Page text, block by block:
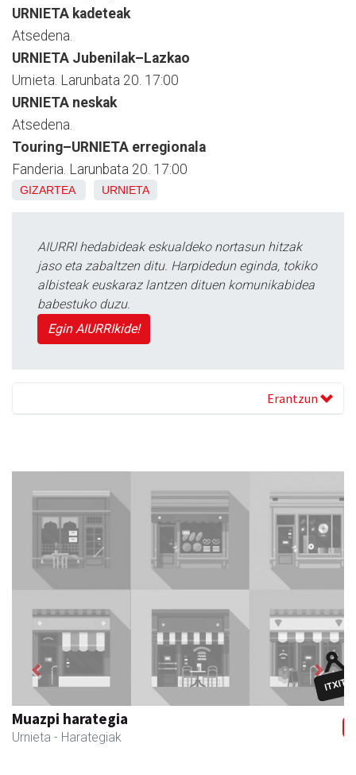
URNIETA kadeteak
Atsedena.
URNIETA Jubenilak–Lazkao
Urnieta. Larunbata 20. 17:00
URNIETA neskak
Atsedena.
Touring–URNIETA erregionala
Fanderia. Larunbata 20. 17:00
GIZARTEA URNIETA
AIURRI hedabideak eskualdeko nortasun hitzak
jaso eta zabaltzen ditu. Harpidedun eginda, tokiko
albisteak euskaraz lantzen dituen komunikabidea
babestuko duzu.
Egin AIURRIkide!
Erantzun
Muazpi harategia
Urnieta - Harategiak
Previous Next